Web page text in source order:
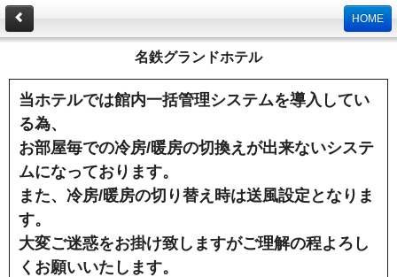
HOME
名鉄グランドホテル
当ホテルでは館内一括管理システムを導入してい
る為、
お部屋毎での冷房/暖房の切換えが出来ないシステ
ムになっております。
また、冷房/暖房の切り替え時は送風設定となりま
す。
大変ご迷惑をお掛け致しますがご理解の程よろし
くお願いいたします。